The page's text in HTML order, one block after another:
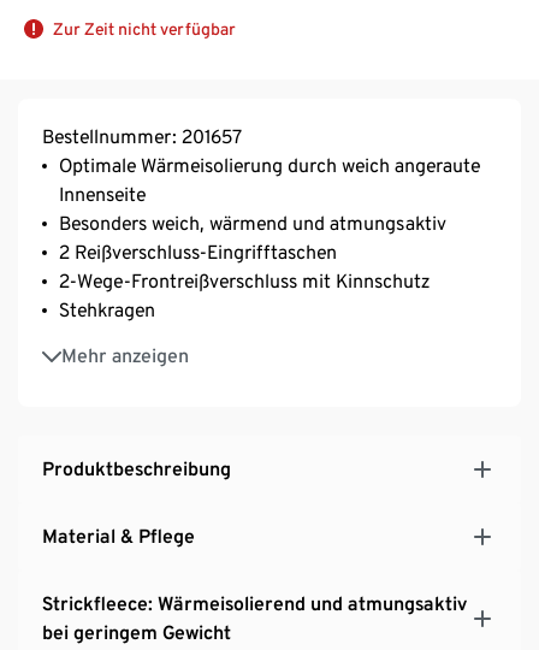
Zur Zeit nicht verfügbar
Bestellnummer: 201657
Optimale Wärmeisolierung durch weich angeraute
Innenseite
Besonders weich, wärmend und atmungsaktiv
2 Reißverschluss-Eingrifftaschen
2-Wege-Frontreißverschluss mit Kinnschutz
Stehkragen
Mehr anzeigen
Ärmel mit Daumenloch
Angerundete, längere Rückenpartie
Produktbeschreibung
Material & Pflege
Strickfleece: Wärmeisolierend und atmungsaktiv
bei geringem Gewicht